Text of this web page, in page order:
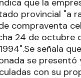
que la
provincial "a
compraventa
24 de octubre
señala
se presentó
con su